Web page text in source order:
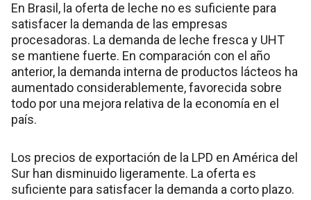
En Brasil, la oferta de leche no es suficiente para
satisfacer la demanda de las empresas
procesadoras. La demanda de leche fresca y UHT
se mantiene fuerte. En comparación con el año
anterior, la demanda interna de productos lácteos ha
aumentado considerablemente, favorecida sobre
todo por una mejora relativa de la economía en el
país.
Los precios de exportación de la LPD en América del
Sur han disminuido ligeramente. La oferta es
suficiente para satisfacer la demanda a corto plazo.